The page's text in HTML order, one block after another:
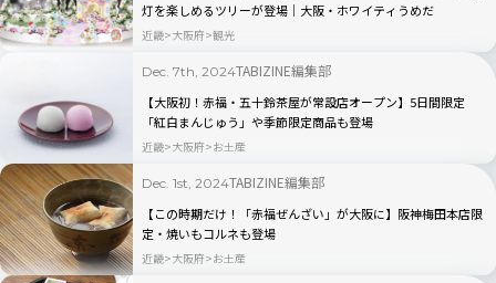
灯を楽しめるツリーが登場｜大阪・ホワイティうめだ
近畿 大阪府 観光
Dec. 7th, 2024TABIZINE編集部
【大阪初！赤福・五十鈴茶屋が常設店オープン】5日間限定
「紅白まんじゅう」や季節限定商品も登場
近畿 大阪府 お土産
Dec. 1st, 2024TABIZINE編集部
【この時期だけ！「赤福ぜんざい」が大阪に】阪神梅田本店限
定・焼いもコルネも登場
近畿 大阪府 お土産